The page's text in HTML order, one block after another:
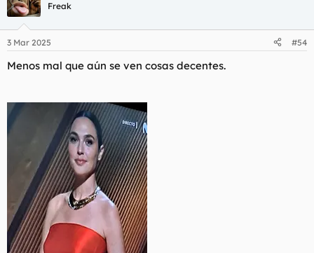
Freak
3 Mar 2025 #54
Menos mal que aún se ven cosas decentes.